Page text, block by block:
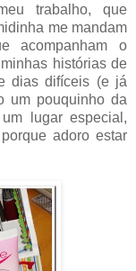
trabalho, que
me mandam
acompanham o
histórias de
dias difíceis (e já
um pouquinho da
lugar especial,
adoro estar